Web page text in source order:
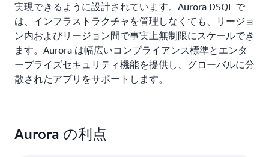
実現できるように設計されています。Aurora DSQL で
は、インフラストラクチャを管理しなくても、リージョ
ン内およびリージョン間で事実上無制限にスケールでき
ます。Aurora は幅広いコンプライアンス標準とエンタ
ープライズセキュリティ機能を提供し、グローバルに分
散されたアプリをサポートします。
Aurora の利点